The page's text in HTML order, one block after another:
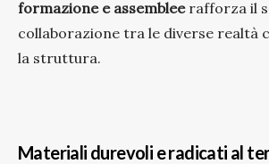
formazione e assembleerafforza il
collaborazione tra le diverse realtà
la struttura.
Materiali durevoli e radicati al